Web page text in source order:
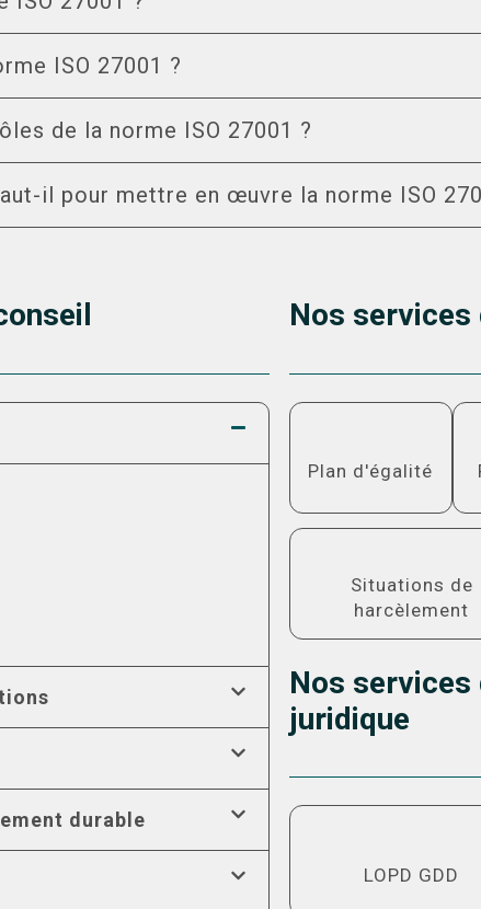
ISO 27001 ?
de la norme ISO 27001 ?
il pour mettre en œuvre la norme ISO
durable
Nos services
Plan d'égalité
d'informations
Situations de
harcèlement
Plus d'informations
Nos
juridique
LOPD GDD